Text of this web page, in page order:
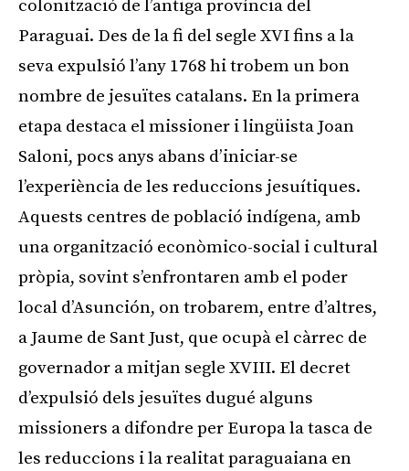
colonització de l’antiga província del
Paraguai. Des de la fi del segle XVI fins a la
seva expulsió l’any 1768 hi trobem un bon
nombre de jesuïtes catalans. En la primera
etapa destaca el missioner i lingüista Joan
Saloni, pocs anys abans d’iniciar-se
l’experiència de les reduccions jesuítiques.
Aquests centres de població indígena, amb
una organització econòmico-social i cultural
pròpia, sovint s’enfrontaren amb el poder
local d’Asunción, on trobarem, entre d’altres,
a Jaume de Sant Just, que ocupà el càrrec de
governador a mitjan segle XVIII. El decret
d’expulsió dels jesuïtes dugué alguns
missioners a difondre per Europa la tasca de
les reduccions i la realitat paraguaiana en